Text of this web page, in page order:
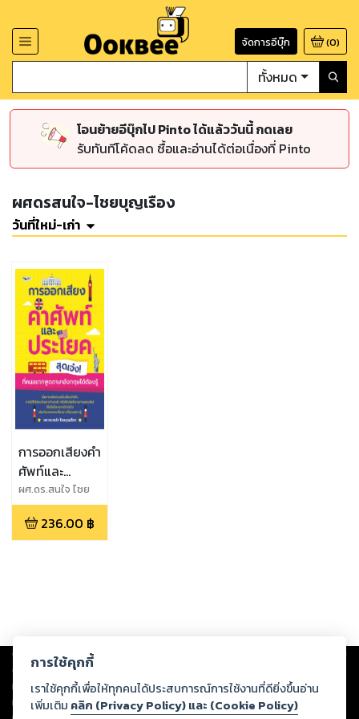
จัดการอีบุ๊ก (0)
ทั้งหมด
โอนย้ายอีบุ๊กไป Pinto ได้แล้ววันนี้ กดเลย
รับทันทีโค้ดลด ซื้อและอ่านได้ต่อเนื่องที่ Pinto
ผศดรสนใจ-ไชยบุญเรือง
วันที่ใหม่-เก่า
การออกเสียงคำ
ศัพท์และ
ประโยคสุดเจ๋ง!
ที่คนอยากพูด
ภาษาอังกฤษได้
ผศ.ดร.สนใจ ไชย
บุญเรือง
236.00 ฿
Copyright © 2026
ต่อผลงานหรือเนื้อหาใดที่อัปโหลดผ่านเว็บไซต์และปรากฏว่าละเมิดสิทธิใน
ทรัพย์สินทางปัญญาของบุคคลอื่นหรือขัดต่อกฎหมายและศีลธรรม ดังนั้น ผู้อ่าน
ทุกท่านโปรดใช้วิจารณญาณในการกลั่นกรองด้วยตนเอง และหากท่านพบว่าส่วน
การใช้คุกกี้
เราใช้คุกกี้เพื่อให้ทุกคนได้ประสบการณ์การใช้งานที่ดียิ่งขึ้นอ่าน
เพิ่มเติม คลิก (Privacy Policy) และ (Cookie Policy)